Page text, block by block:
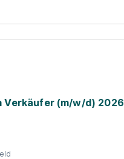
Verkäufer (m/w/d) 2026